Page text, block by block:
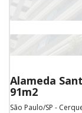
Alameda
91m2
São Paulo/SP -